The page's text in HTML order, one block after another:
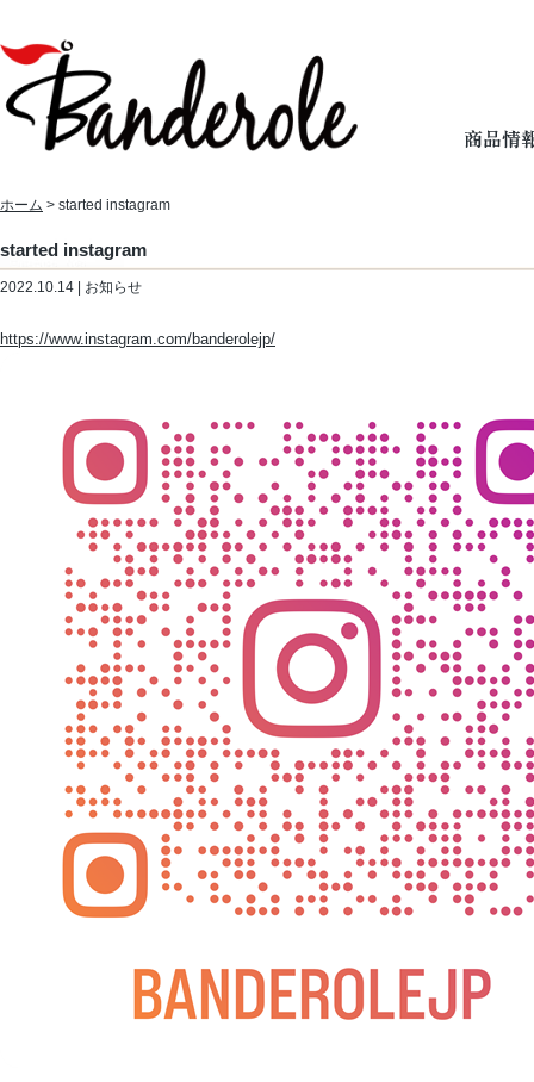
ホーム > started instagram
started instagram
2022.10.14 | お知らせ
https://www.instagram.com/banderolejp/